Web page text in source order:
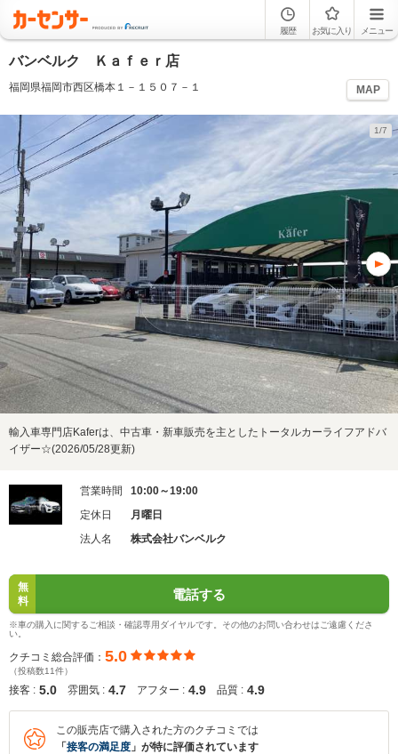
履歴 お気に入り メニュー
バンベルク Ｋａｆｅｒ店
福岡県福岡市西区橋本１－１５０７－１ MAP
1/7
輸入車専門店Kaferは、中古車・新車販売を主としたトータルカーライフアドバ
イザー☆(2026/05/28更新)
営業時間
10:00～19:00
定休日
月曜日
法人名
株式会社バンベルク
無
料
電話する
※車の購入に関するご相談・確認専用ダイヤルです。その他のお問い合わせはご遠慮くださ
い。
クチコミ総合評価： 5.0
（投稿数11件）
接客 : 5.0 雰囲気 : 4.7 アフター : 4.9 品質 : 4.9
この販売店で購入された方のクチコミでは
「 接客の満足度 」が特に評価されています